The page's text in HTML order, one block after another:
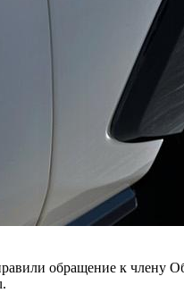
обращение к члену